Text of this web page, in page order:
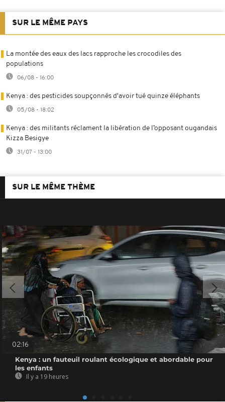
SUR LE MÊME PAYS
La montée des eaux des lacs rapproche les crocodiles des
populations
06/08 - 16:00
Kenya : des pesticides soupçonnés d'avoir tué quinze éléphants
05/08 - 18:02
Kenya : des militants réclament la libération de l’opposant ougandais
Kizza Besigye
31/07 - 13:00
SUR LE MÊME THÈME
02:16
Kenya : un fauteuil roulant écologique et abordable pour
les enfants
Il y a 19 heures